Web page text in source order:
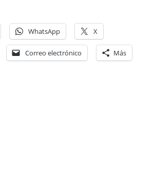
WhatsApp X
Correo electrónico Más